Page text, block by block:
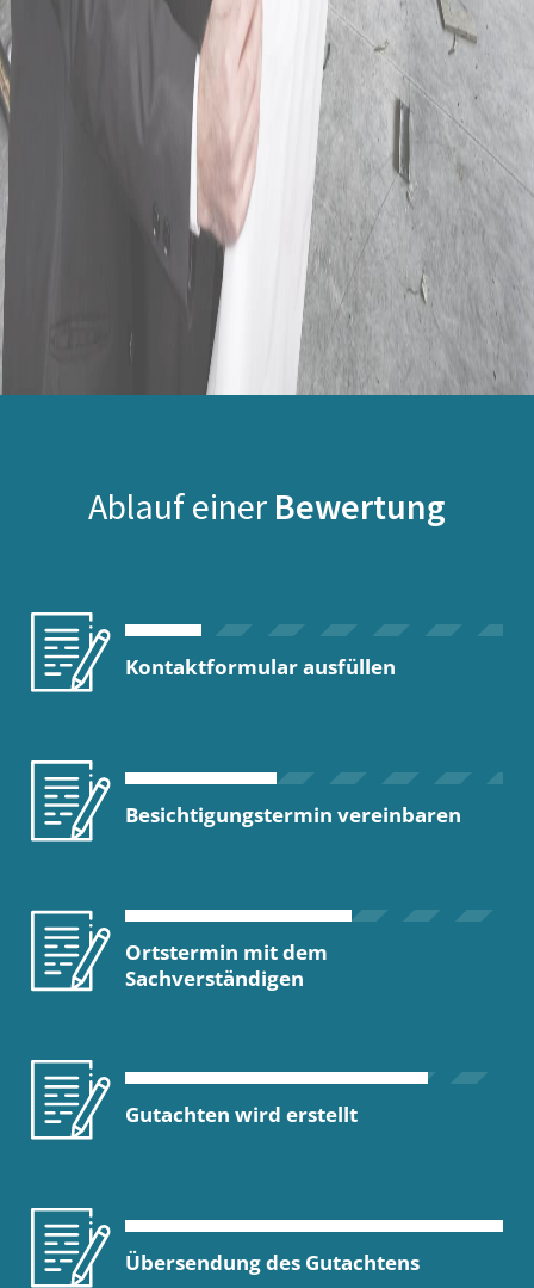
Ablauf einer Bewertung
Kontaktformular ausfüllen
Besichtigungstermin vereinbaren
Ortstermin mit dem
Sachverständigen
Gutachten wird erstellt
Übersendung des Gutachtens